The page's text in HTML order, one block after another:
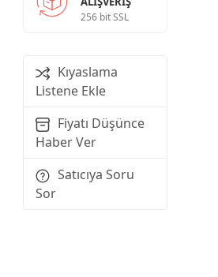
256 bit SSL
Kıyaslama
Listene Ekle
Fiyatı Düşünce
Haber Ver
Satıcıya Soru
Sor